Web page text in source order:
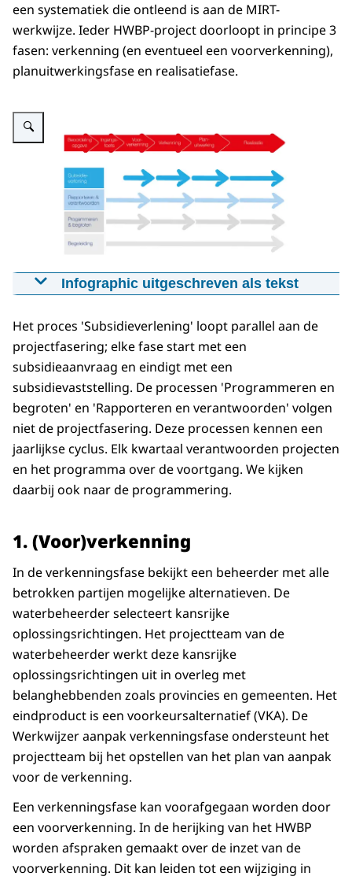
een systematiek die ontleend is aan de MIRT-
werkwijze. Ieder HWBP-project doorloopt in principe 3
fasen: verkenning (en eventueel een voorverkenning),
planuitwerkingsfase en realisatiefase.
Vergroot afbeelding Schema dat laat zien hoe HWBP-taken meelopen
Infographic uitgeschreven als tekst
projectfasen en bijbehorende HWBP-processen,
weergegeven in meerdere horizontale lagen.
Bovenaan staat een rode, doorlopende pijl die
de projectfasering weergeeft. Deze pijl bestaat
uit de volgende opeenvolgende fasen:
Beoordeling opgave
Ingangstoets
Voorverkenning
Realisatie
Onder deze projectfasen staan vier horizontale
proceslijnen, elk met een eigen kleur en label
aan de linkerkant. De pijlen in elke rij lopen van
links naar rechts en geven aan over welke
projectfasen het betreffende proces zich
uitstrekt.
De bovenste proceslijn is “Subsidieverlening”
(blauw). Deze loopt over meerdere fasen van
het project en laat zien dat subsidieverlening
gedurende een belangrijk deel van het
De tweede proceslijn is “Rapporteren &
verantwoorden” (lichtblauw). Deze loopt
eveneens over meerdere fasen en geeft aan dat
Het proces 'Subsidieverlening' loopt parallel aan de
projectfasering; elke fase start met een
subsidieaanvraag en eindigt met een
subsidievaststelling. De processen 'Programmeren en
begroten' en 'Rapporteren en verantwoorden' volgen
niet de projectfasering. Deze processen kennen een
jaarlijkse cyclus. Elk kwartaal verantwoorden projecten
en het programma over de voortgang. We kijken
daarbij ook naar de programmering.
1. (Voor)verkenning
In de verkenningsfase bekijkt een beheerder met alle
betrokken partijen mogelijke alternatieven. De
waterbeheerder selecteert kansrijke
oplossingsrichtingen. Het projectteam van de
waterbeheerder werkt deze kansrijke
oplossingsrichtingen uit in overleg met
belanghebbenden zoals provincies en gemeenten. Het
eindproduct is een voorkeursalternatief (VKA). De
Werkwijzer aanpak verkenningsfase ondersteunt het
projectteam bij het opstellen van het plan van aanpak
voor de verkenning.
Een verkenningsfase kan voorafgegaan worden door
een voorverkenning. In de herijking van het HWBP
worden afspraken gemaakt over de inzet van de
voorverkenning. Dit kan leiden tot een wijziging in